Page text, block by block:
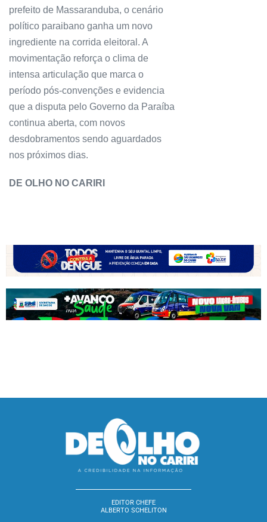
prefeito de Massaranduba, o cenário
político paraibano ganha um novo
ingrediente na corrida eleitoral. A
movimentação reforça o clima de
intensa articulação que marca o
período pós-convenções e evidencia
que a disputa pelo Governo da Paraíba
continua aberta, com novos
desdobramentos sendo aguardados
nos próximos dias.
DE OLHO NO CARIRI
EDITOR CHEFE
ALBERTO SCHELITON